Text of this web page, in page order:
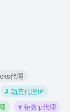
代理
# 动态代理IP
# 短效ip代理